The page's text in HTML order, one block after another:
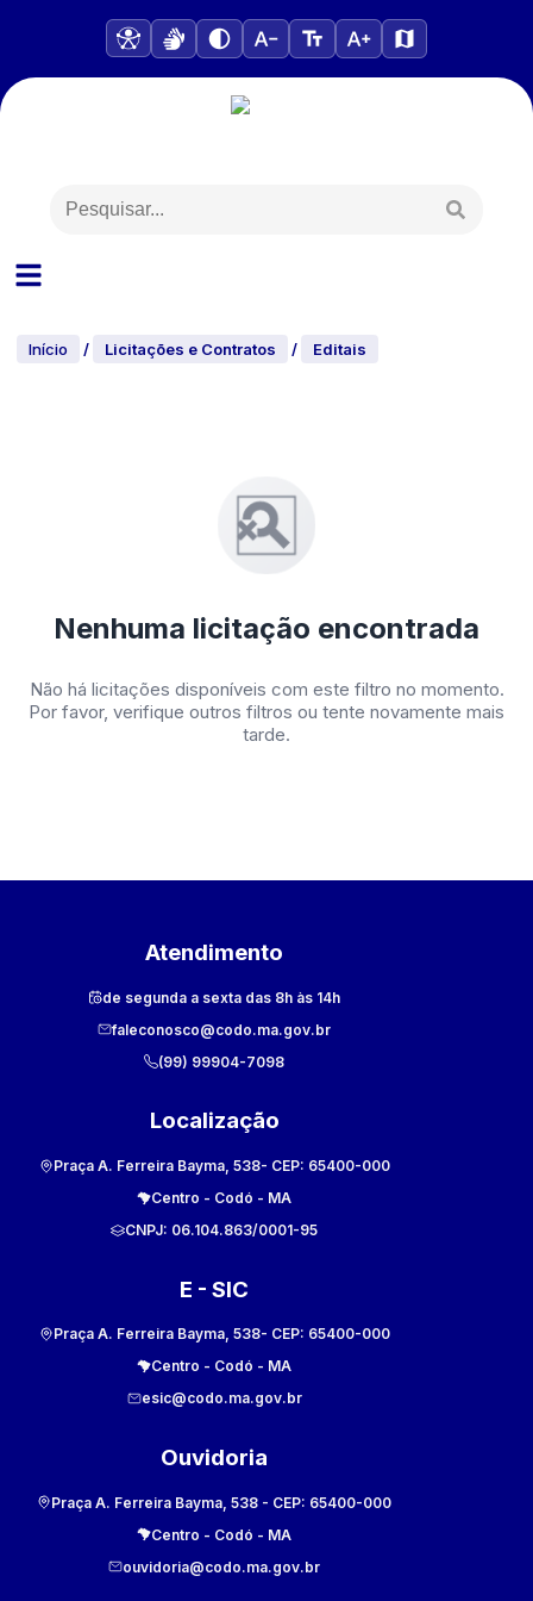
Início / Licitações e Contratos / Editais
Nenhuma licitação encontrada
Não há licitações disponíveis com este filtro no momento.
Por favor, verifique outros filtros ou tente novamente mais
tarde.
Atendimento
de segunda a sexta das 8h às 14h
faleconosco@codo.ma.gov.br
(99) 99904-7098
Localização
Praça A. Ferreira Bayma, 538- CEP: 65400-000
Centro - Codó - MA
CNPJ: 06.104.863/0001-95
E - SIC
Praça A. Ferreira Bayma, 538- CEP: 65400-000
Centro - Codó - MA
esic@codo.ma.gov.br
Ouvidoria
Praça A. Ferreira Bayma, 538 - CEP: 65400-000
Centro - Codó - MA
ouvidoria@codo.ma.gov.br